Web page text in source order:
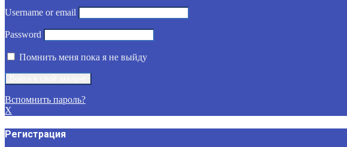
Username or email
Password
Помнить меня пока я не выйду
Вспомнить пароль?
X
Регистрация